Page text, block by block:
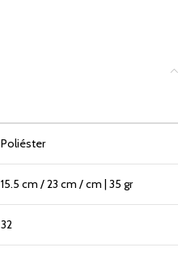
Poliéster
15.5 cm / 23 cm / cm | 35 gr
32